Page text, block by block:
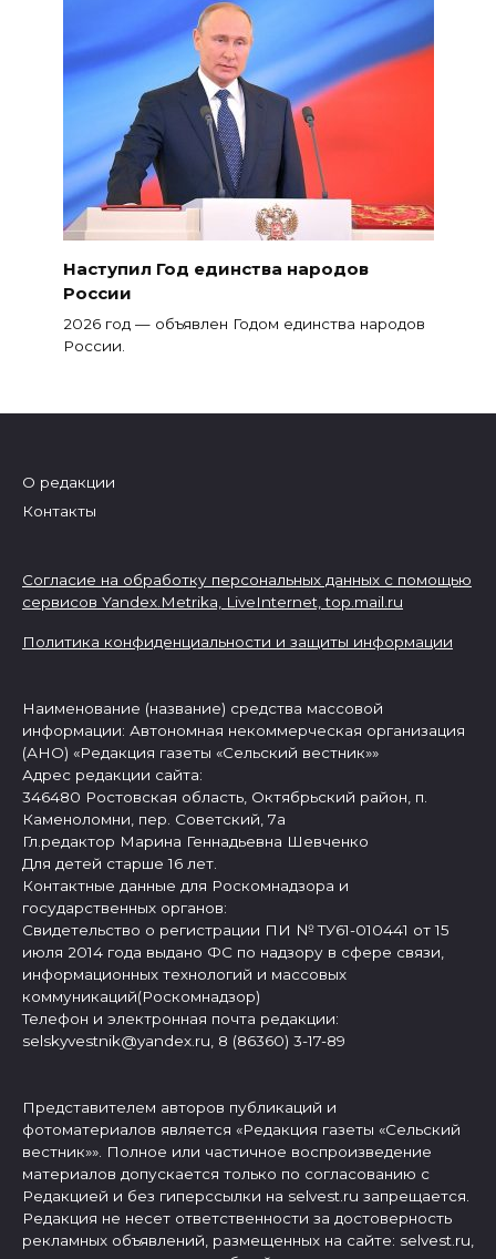
Наступил Год единства народов
России
2026 год — объявлен Годом единства народов
России.
О редакции
Контакты
Согласие на обработку персональных данных с помощью
сервисов Yandex.Metrika, LiveInternet,top.mail.ru
Политика конфиденциальности и защиты информации
Наименование (название) средства массовой
информации: Автономная некоммерческая организация
(АНО) «Редакция газеты «Сельский вестник»»
Адрес редакции сайта:
346480 Ростовская область, Октябрьский район, п.
Каменоломни, пер. Советский, 7а
Гл.редактор Марина Геннадьевна Шевченко
Для детей старше 16 лет.
Контактные данные для Роскомнадзора и
государственных органов:
Свидетельство о регистрации ПИ № ТУ61-010441 от 15
июля 2014 года выдано ФС по надзору в сфере связи,
информационных технологий и массовых
коммуникаций(Роскомнадзор)
Телефон и электронная почта редакции:
selskyvestnik@yandex.ru, 8 (86360) 3-17-89
Представителем авторов публикаций и
фотоматериалов является «Редакция газеты «Сельский
вестник»». Полное или частичное воспроизведение
материалов допускается только по согласованию с
Редакцией и без гиперссылки на selvest.ru запрещается.
Редакция не несет ответственности за достоверность
рекламных объявлений, размещенных на сайте: selvest.ru,